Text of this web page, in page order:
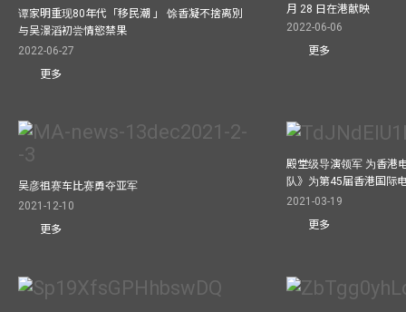
谭家明重现80年代「移民潮 」 馀香凝不捨离別
与吴澋滔初尝情慾禁果
2022-06-27
更多
月 28 日在港献映
2022-06-06
更多
吴彦祖赛车比赛勇夺亚军
2021-12-10
更多
殿堂级导演领军 为香港
队》为第45届香港国际
2021-03-19
更多